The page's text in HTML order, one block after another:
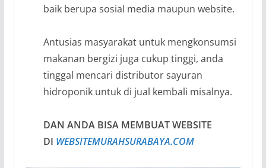
baik berupa sosial media maupun website.
Antusias masyarakat untuk mengkonsumsi
makanan bergizi juga cukup tinggi, anda
tinggal mencari distributor sayuran
hidroponik untuk di jual kembali misalnya.
DAN ANDA BISA MEMBUAT WEBSITE
DI WEBSITEMURAHSURABAYA.COM